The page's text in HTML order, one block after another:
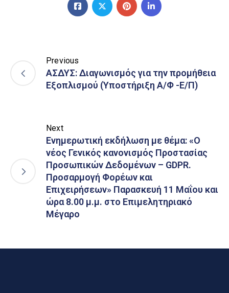
Previous
ΑΣΔΥΣ: Διαγωνισμός για την προμήθεια
Εξοπλισμού (Υποστήριξη Α/Φ -Ε/Π)
Next
Ενημερωτική εκδήλωση με θέμα: «Ο
νέος Γενικός κανονισμός Προστασίας
Προσωπικών Δεδομένων – GDPR.
Προσαρμογή Φορέων και
Επιχειρήσεων» Παρασκευή 11 Μαΐου και
ώρα 8.00 μ.μ. στο Επιμελητηριακό
Μέγαρο